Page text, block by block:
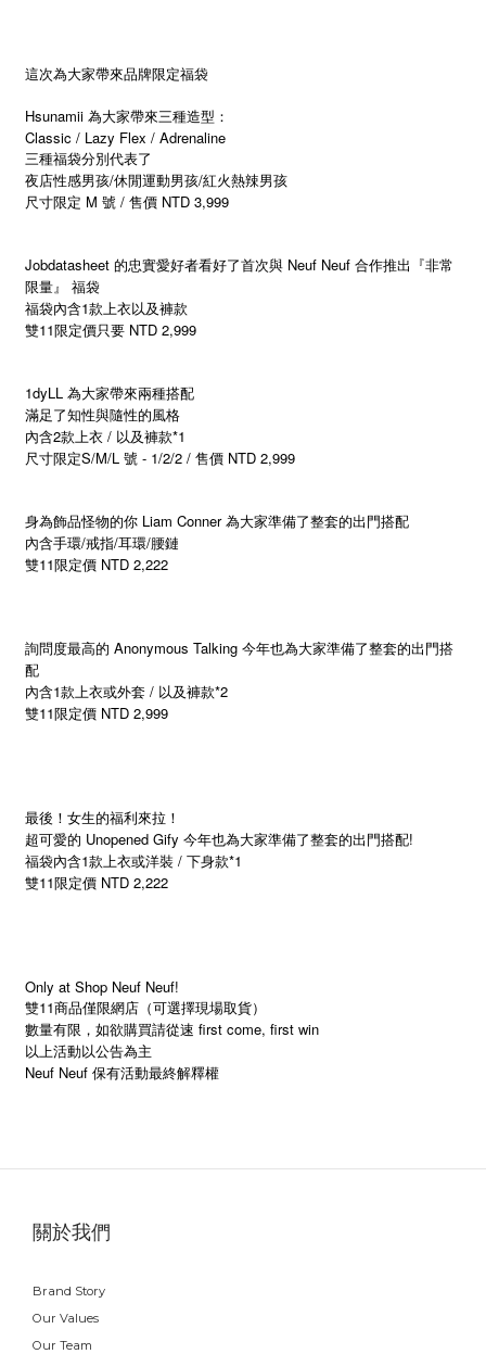
這次為大家帶來品牌限定福袋
Hsunamii 為大家帶來三種造型：
Classic / Lazy Flex / Adrenaline
三種福袋分別代表了
夜店性感男孩/休閒運動男孩/紅火熱辣男孩
尺寸限定 M 號 / 售價 NTD 3,999
Jobdatasheet 的忠實愛好者看好了首次與 Neuf Neuf 合作推出『非常
限量』 福袋
福袋內含1款上衣以及褲款
雙11限定價只要 NTD 2,999
1dyLL 為大家帶來兩種搭配
滿足了知性與隨性的風格
內含2款上衣 / 以及褲款*1
尺寸限定S/M/L 號 - 1/2/2 / 售價 NTD 2,999
身為飾品怪物的你 Liam Conner 為大家準備了整套的出門搭配
內含手環/戒指/耳環/腰鏈
雙11限定價 NTD 2,222
詢問度最高的 Anonymous Talking 今年也為大家準備了整套的出門搭
配
內含1款上衣或外套 / 以及褲款*2
雙11限定價 NTD 2,999
最後！女生的福利來拉！
超可愛的 Unopened Gify 今年也為大家準備了整套的出門搭配!
福袋內含1款上衣或洋裝 / 下身款*1
雙11限定價 NTD 2,222
Only at Shop Neuf Neuf!
雙11商品僅限網店（可選擇現場取貨）
數量有限，如欲購買請從速 first come, first win
以上活動以公告為主
Neuf Neuf 保有活動最終解釋權
關於我們
Brand Story
Our Values
Our Team